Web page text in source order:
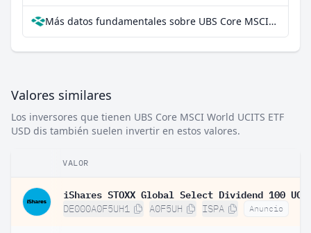
Más datos fundamentales sobre UBS Core MSCI World UCITS ETF USD dis en Parqet
Valores similares
Los inversores que tienen UBS Core MSCI World UCITS ETF
USD dis también suelen invertir en estos valores.
VALOR
DE000A0F5UH1 A0F5UH ISPA Anuncio